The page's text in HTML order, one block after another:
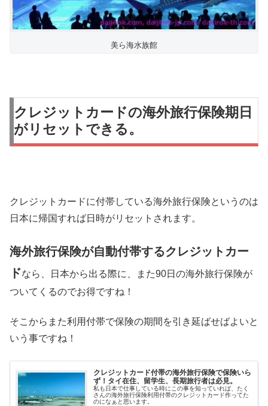
美ら海水族館
クレジットカードの海外旅行保険期日
がリセットできる。
クレジットカードに付帯している海外旅行保険というのは
日本に帰国すれば日時がリセットされます。
海外旅行保険が自動付帯するクレジットカー
ドなら、日本から出る際に、また90日の海外旅行保険が
ついてくるのでお得ですね！
そこからまた利用付帯で保険の期間を引き延ばせばよいと
いう事ですね！
クレジットカード付帯の海外旅行保険で保険いら
ず！タイ在住、留学生、長期旅行者は必見。
私も日本で仕事している時にこの事を知っていれば、たく
さんの海外旅行保険利用付帯のクレジットカード作ってた
のになぁと思います。